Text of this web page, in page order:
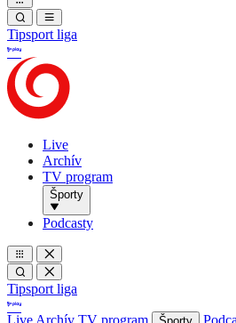
Tipsport liga
Live
Archív
TV program
Športy
Podcasty
Tipsport liga
Live Archív TV program